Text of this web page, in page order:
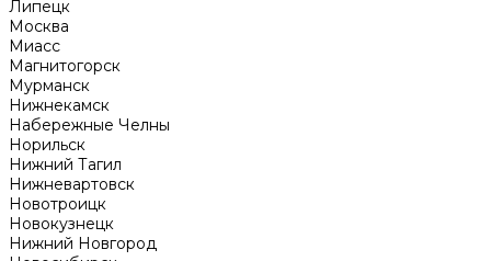
Липецк
Москва
Миасс
Магнитогорск
Мурманск
Нижнекамск
Набережные Челны
Норильск
Нижний Тагил
Нижневартовск
Новотроицк
Новокузнецк
Нижний Новгород